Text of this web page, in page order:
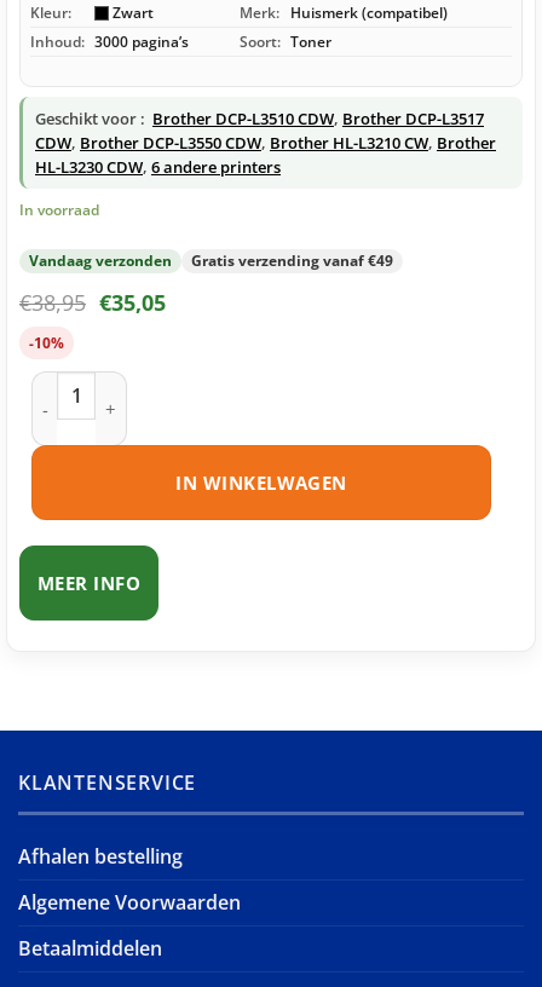
Kleur: Zwart Merk: Huismerk (compatibel)
Inhoud: 3000 pagina’s Soort: Toner
Geschikt voor : Brother DCP-L3510 CDW, Brother DCP-L3517
CDW, Brother DCP-L3550 CDW, Brother HL-L3210 CW, Brother
HL-L3230 CDW, 6 andere printers
In voorraad
Vandaag verzonden Gratis verzending vanaf €49
€38,95 €35,05
-10%
Brother TN-247 toner zwart huismerk aantal
IN WINKELWAGEN
MEER INFO
KLANTENSERVICE
Afhalen bestelling
Algemene Voorwaarden
Betaalmiddelen